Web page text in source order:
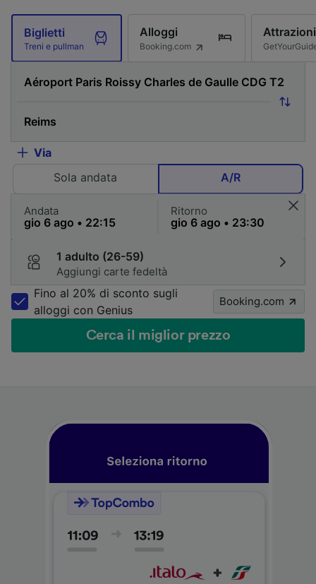
Biglietti
Treni e pullman
Alloggi
Booking.com
Attrazioni
Via
Sola andata
A/R
Andata Ritorno
1 adulto (26-59)
Aggiungi carte fedeltà
Fino al 20% di sconto sugli
alloggi con Genius
Booking.com
Cerca il miglior prezzo